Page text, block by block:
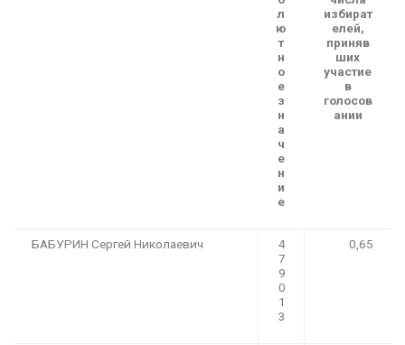
л
ю
т
н
о
е
з
н
а
ч
е
н
и
е
избират
елей,
приняв
ших
участие
в
голосов
ании
БАБУРИН Сергей Николаевич
4
7
9
0
1
3
0,65